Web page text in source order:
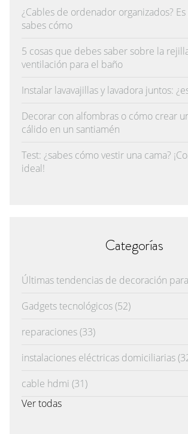
¿Cables de ordenador organizados?
sabes cómo
5 cosas que debes saber sobre la
ventilación para el baño
Instalar lavavajillas y lavadora juntos:
Decorar con alfombras o cómo crear
cálido en un santiamén
Test: ¿sabes cómo vestir una cama?
ideal!
Categorías
Últimas tendencias de decoración
Gadgets tecnológicos(52)
reparaciones(33)
instalaciones eléctricas domiciliarias
cable hdmi (31)
Ver todas